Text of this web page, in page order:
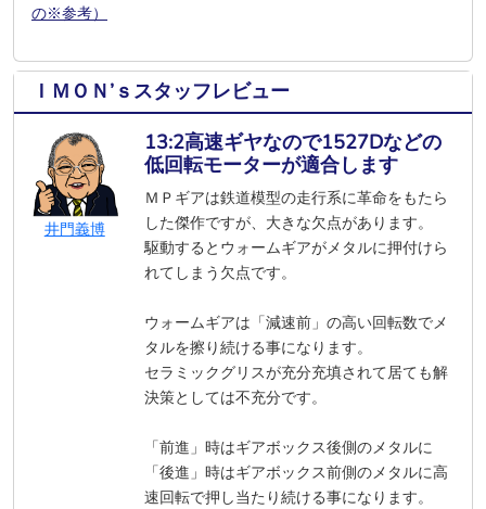
の※参考）
ＩＭＯＮ’ｓスタッフレビュー
井門義博
13:2高速ギヤなので1527Dなどの
低回転モーターが適合します
ＭＰギアは鉄道模型の走行系に革命をもたら
した傑作ですが、大きな欠点があります。
駆動するとウォームギアがメタルに押付けら
れてしまう欠点です。
ウォームギアは「減速前」の高い回転数でメ
タルを擦り続ける事になります。
セラミックグリスが充分充填されて居ても解
決策としては不充分です。
「前進」時はギアボックス後側のメタルに
「後進」時はギアボックス前側のメタルに高
速回転で押し当たり続ける事になります。